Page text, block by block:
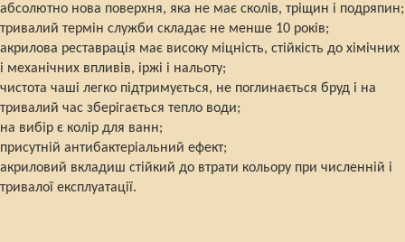
абсолютно нова поверхня, яка не має сколів, тріщин і подряпин;
тривалий термін служби складає не менше 10 років;
акрилова реставрація має високу міцність, стійкість до хімічних
і механічних впливів, іржі і нальоту;
чистота чаші легко підтримується, не поглинається бруд і на
тривалий час зберігається тепло води;
на вибір є колір для ванн;
присутній антибактеріальний ефект;
акриловий вкладиш стійкий до втрати кольору при численній і
тривалої експлуатації.